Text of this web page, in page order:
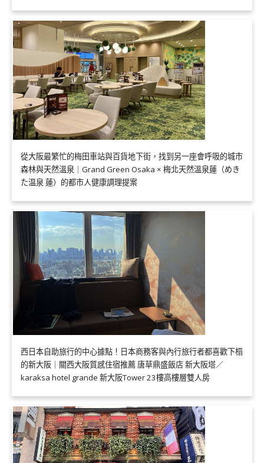
從大阪最繁忙的梅田車站與百貨地下街，找到另一座會呼吸的城市
森林與天然溫泉｜Grand Green Osaka × 梅北天然溫泉蓮（めき
た温泉 蓮）的都市人健康調理提案
西日本自助旅行的中心據點！日本商務客與內行旅行者都喜歡下榻
的新大阪｜關西大阪質感住宿推薦 唐草鼎盛飯店 新大阪塔／
karaksa hotel grande 新大阪Tower 23樓高樓層雙人房